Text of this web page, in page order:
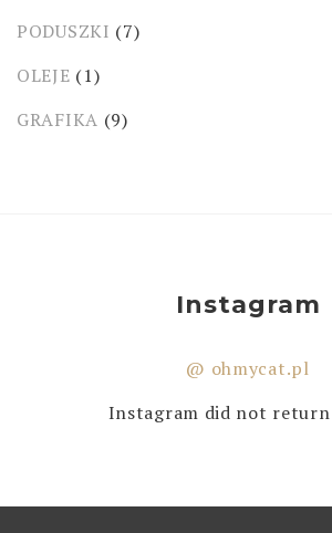
PODUSZKI (7)
OLEJE (1)
GRAFIKA (9)
Instagram
@ ohmycat.pl
Instagram did not return